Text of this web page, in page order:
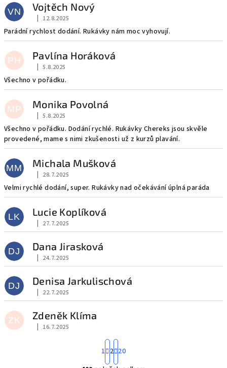
VN Vojtěch Nový
Hodnocení obchodu je 5 z 5 hvězdiček.
12.8.2025
Parádní rychlost dodání. Rukávky nám moc vyhovují.
PH Pavlína Horáková
Hodnocení obchodu je 5 z 5 hvězdiček.
5.8.2025
Všechno v pořádku.
MP Monika Povolná
Hodnocení obchodu je 5 z 5 hvězdiček.
5.8.2025
Všechno v pořádku. Dodání rychlé. Rukávky Chereks jsou skvěle
provedené, mame s nimi zkušenosti už z kurzů plavání.
MM Michala Mušková
Hodnocení obchodu je 5 z 5 hvězdiček.
28.7.2025
Velmi rychlé dodání, super. Rukávky nad očekávání úplná paráda
LK Lucie Koplíková
Hodnocení obchodu je 5 z 5 hvězdiček.
27.7.2025
DJ Dana Jirasková
Hodnocení obchodu je 5 z 5 hvězdiček.
24.7.2025
DJ Denisa Jarkulischová
Hodnocení obchodu je 5 z 5 hvězdiček.
22.7.2025
ZK Zdeněk Klíma
Hodnocení obchodu je 5 z 5 hvězdiček.
16.7.2025
S
t
r
1 2 20